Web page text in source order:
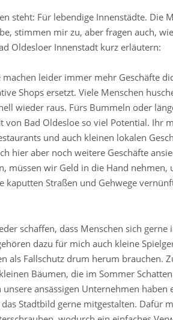
steht: Für lebendige Innenstädte. Die
stimmen mir zu, aber fragen auch,
Oldesloer Innenstadt kurz erläutern:
machen leider immer mehr Geschäfte
Shops ersetzt. Viele Menschen
wieder raus. Fürs Bummeln oder
von Bad Oldesloe so viel Potential. Ihr
und auch kleinen lokalen
hier aber noch weitere Geschäfte
müssen wir Geld in die Hand nehmen,
kaputten Straßen und Gehwege
schaffen, dass Menschen sich
dazu für mich auch kleine
als Fallschutz drum herum brauchen.
Bäumen, die im Sommer
ansässigen Unternehmen haben
Stadtbild gerne mitgestalten. Dafür